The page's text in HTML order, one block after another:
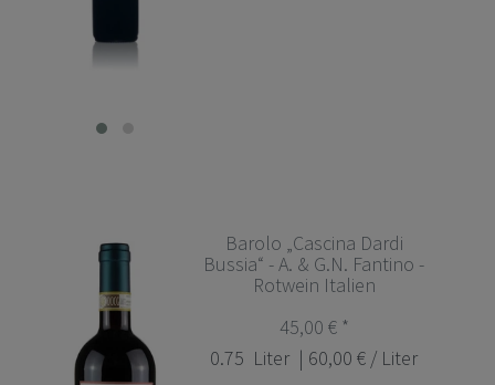
Barolo „Cascina Dardi
Bussia“ - A. & G.N. Fantino -
Rotwein Italien
45,00 € *
0.75 Liter | 60,00 € / Liter